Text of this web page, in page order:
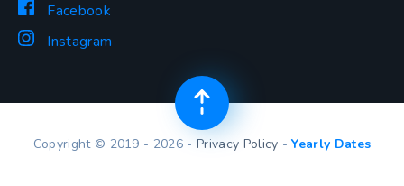
Facebook
Instagram
Copyright © 2019 - 2026 -Privacy Policy -Yearly Dates